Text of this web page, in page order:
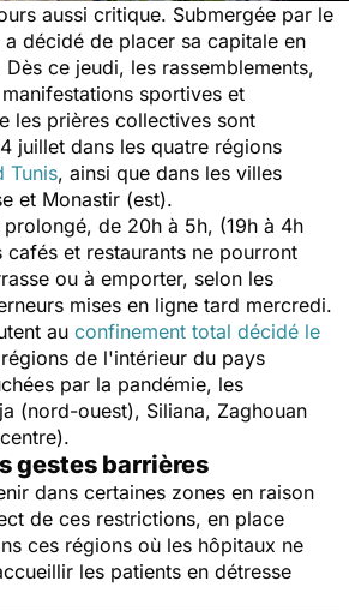
aussi critique. Submergée par le
décidé de placer sa capitale en
ce jeudi, les rassemblements,
sportives et
les prières collectives sont
juillet dans les quatre régions
Tunis, ainsi que dans les villes
et Monastir (est).
de 20h à 5h, (19h à 4h
cafés et restaurants ne pourront
ou à emporter, selon les
mises en ligne tard mercredi.
au confinement total décidé le
de l'intérieur du pays
par la pandémie, les
(nord-ouest), Siliana, Zaghouan
gestes barrières
dans certaines zones en raison
de ces restrictions, en place
ces régions où les hôpitaux ne
les patients en détresse